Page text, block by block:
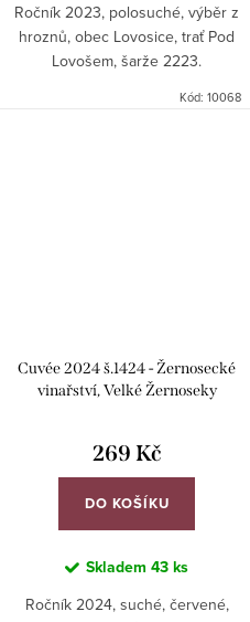
Ročník 2023, polosuché, výběr z
hroznů, obec Lovosice, trať Pod
Lovošem, šarže 2223.
Kód: 10068
Cuvée 2024 š.1424 - Žernosecké
vinařství, Velké Žernoseky
269 Kč
DO KOŠÍKU
Skladem 43 ks
Ročník 2024, suché, červené,